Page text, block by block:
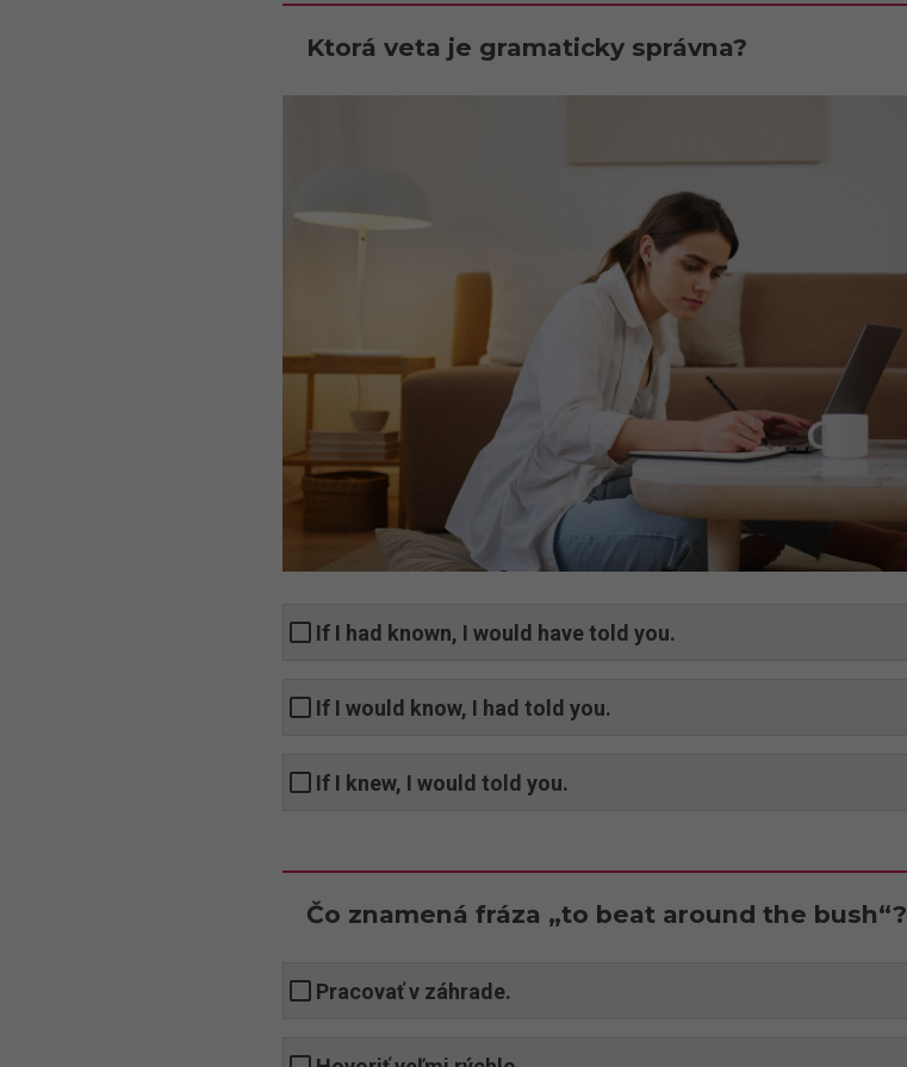
Ktorá veta je gramaticky správna?
If I had known, I would have told you.
If I would know, I had told you.
If I knew, I would told you.
Čo znamená fráza „to beat around the bush“?
Pracovať v záhrade.